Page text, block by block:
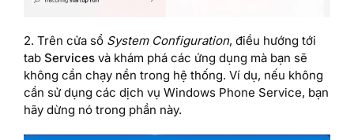
2. Trên cửa sổ System Configuration, điều hướng tới
tab Services và khám phá các ứng dụng mà bạn sẽ
không cần chạy nền trong hệ thống. Ví dụ, nếu không
cần sử dụng các dịch vụ Windows Phone Service, bạn
hãy dừng nó trong phần này.